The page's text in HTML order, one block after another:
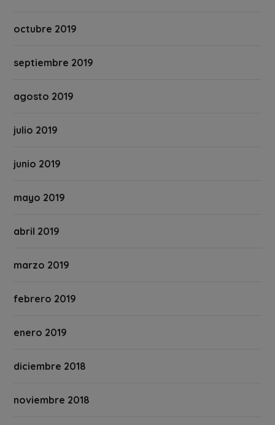
octubre 2019
septiembre 2019
agosto 2019
julio 2019
junio 2019
mayo 2019
abril 2019
marzo 2019
febrero 2019
enero 2019
diciembre 2018
noviembre 2018